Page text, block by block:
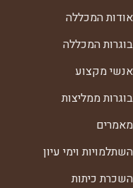
אודות המכללה
בוגרות המכללה
אנשי מקצוע
בוגרות ממליצות
מאמרים
השתלמויות וימי עיון
השכרת כיתות